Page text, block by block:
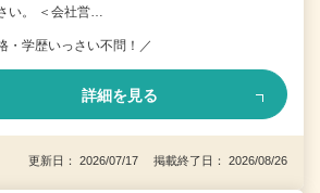
い。 ＜会社営…
・学歴いっさい不問！／
詳細を見る
更新日： 2026/07/17 掲載終了日： 2026/08/26